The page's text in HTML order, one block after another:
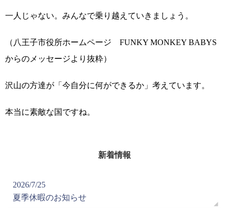
一人じゃない。みんなで乗り越えていきましょう。
（八王子市役所ホームページ FUNKY MONKEY BABYS
からのメッセージより抜粋）
沢山の方達が「今自分に何ができるか」考えています。
本当に素敵な国ですね。
新着情報
2026/7/25
夏季休暇のお知らせ